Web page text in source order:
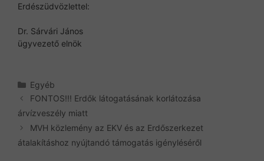
Erdészüdvözlettel:
Dr. Sárvári János
ügyvezető elnök
Kategória
Egyéb
FONTOS!!! Erdők látogatásának korlátozása
árvízveszély miatt
MVH közlemény az EKV és az Erdőszerkezet
átalakításhoz nyújtandó támogatás igényléséről